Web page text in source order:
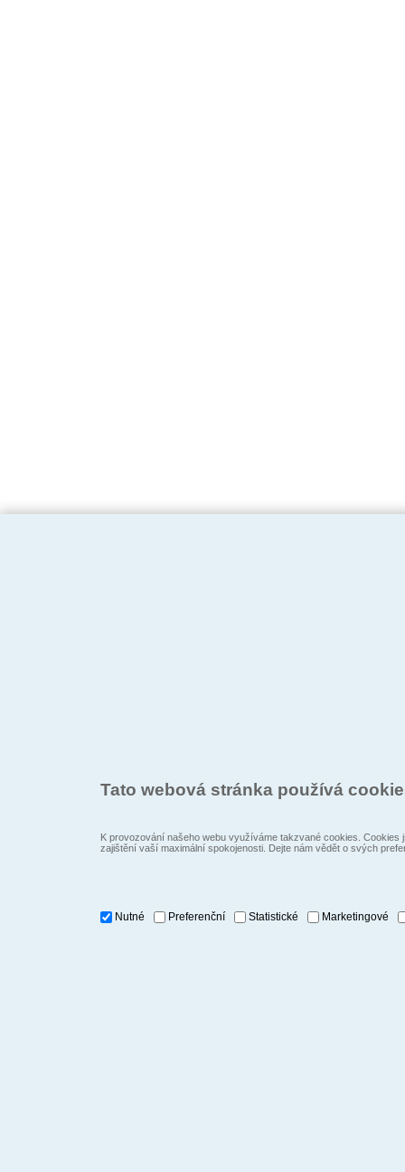
Tato webová stránka používá
K provozování našeho webu využíváme takzvané cookies.
zajištění vaší maximální spokojenosti. Dejte nám vědět o svých
Nutné Preferenční Statistické Marketingové